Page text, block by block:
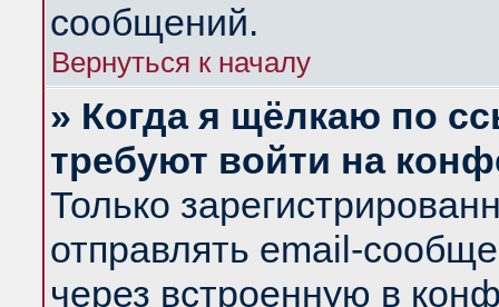
сообщений.
Вернуться к началу
» Когда я щёлкаю по
требуют войти на
Только
отправлять email-
через встроенную в